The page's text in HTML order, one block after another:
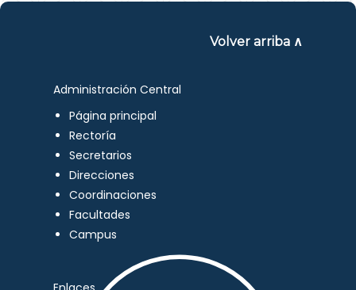
Volver arriba ∧
Administración Central
Página principal
Rectoría
Secretarios
Direcciones
Coordinaciones
Facultades
Campus